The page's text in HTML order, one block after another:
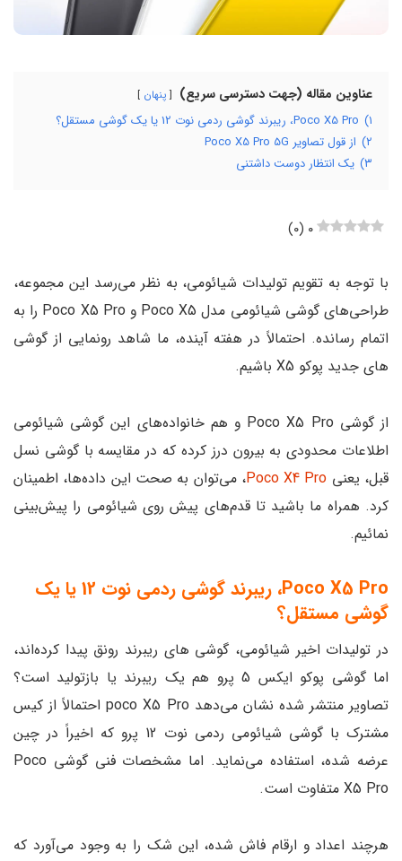
عناوین مقاله (جهت دسترسی سریع) پنهان
۱) Poco X5 Pro، ریبرند گوشی ردمی نوت 12 یا یک گوشی مستقل؟
۲) از قول تصاویر Poco X5 Pro 5G
۳) یک انتظار دوست داشتنی
۰ (۰)
با توجه به تقویم تولیدات شیائومی، به نظر می‌رسد این مجموعه،
طراحی‌های گوشی شیائومی مدل Poco X5 و Poco X5 Pro را به
اتمام رسانده. احتمالاً در هفته‌ آینده، ما شاهد رونمایی از گوشی
های جدید پوکو X5 باشیم.
از گوشی Poco X5 Pro و هم خانواده‌های این گوشی شیائومی
اطلاعات محدودی به بیرون درز کرده که در مقایسه با گوشی نسل
قبل، یعنی Poco X4 Pro، می‌توان به صحت این داده‌ها، اطمینان
کرد. همراه ما باشید تا قدم‌های پیش روی شیائومی را پیش‌بینی
نمائیم.
Poco X5 Pro، ریبرند گوشی ردمی نوت 12 یا یک
گوشی مستقل؟
در تولیدات اخیر شیائومی، گوشی های ریبرند رونق پیدا کرده‌اند،
اما گوشی پوکو ایکس 5 پرو هم یک ریبرند یا بازتولید است؟
تصاویر منتشر شده نشان می‌دهد poco X5 Pro احتمالاً از کیس
مشترک با گوشی شیائومی ردمی نوت 12 پرو که اخیراً در چین
عرضه شده، استفاده می‌نماید. اما مشخصات فنی گوشی Poco
X5 Pro متفاوت است.
هرچند اعداد و ارقام فاش شده، این شک را به وجود می‌آورد که